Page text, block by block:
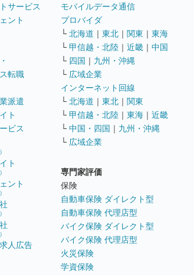
サービス
ント
転職
派遣
ト
ビス
ト
ント
人広告
モバイルデータ通信
プロバイダ
└ 北海道 ｜ 東北 ｜ 関東 ｜ 東海
└ 甲信越・北陸 ｜ 近畿 ｜ 中国
└ 四国 ｜ 九州・沖縄
└ 広域企業
インターネット回線
└ 北海道 ｜ 東北 ｜ 関東
└ 甲信越・北陸 ｜ 東海 ｜ 近畿
└ 中国・四国 ｜ 九州・沖縄
└ 広域企業
専門家評価
保険
自動車保険 ダイレクト型
自動車保険 代理店型
バイク保険 ダイレクト型
バイク保険 代理店型
火災保険
学資保険